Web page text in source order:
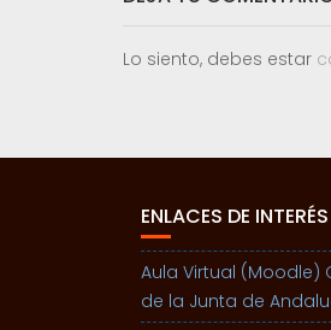
Lo siento, debes estar
ENLACES DE INTERÉS
Aula Virtual (Moodle)
de la Junta de